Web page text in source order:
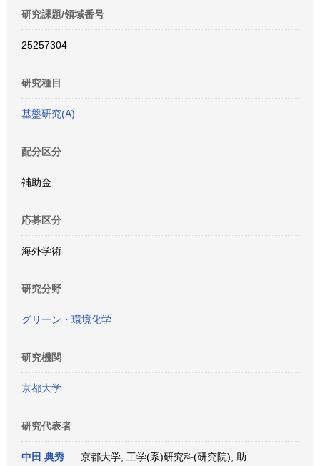
研究課題/領域番号
25257304
研究種目
基盤研究(A)
配分区分
補助金
応募区分
海外学術
研究分野
グリーン・環境化学
研究機関
京都大学
研究代表者
中田 典秀
京都大学, 工学(系)研究科(研究院), 助